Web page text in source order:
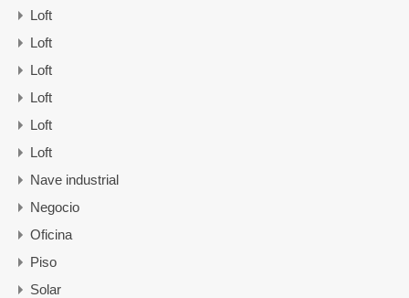
Loft
Loft
Loft
Loft
Loft
Loft
Nave industrial
Negocio
Oficina
Piso
Solar